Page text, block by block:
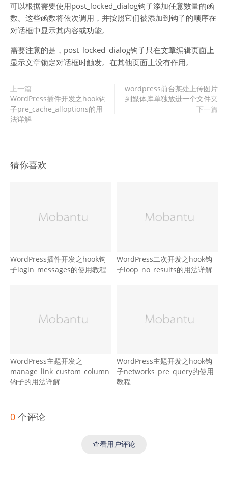
可以根据需要使用post_locked_dialog钩子添加任意数量的函
数。这些函数将依次调用，并按照它们被添加到钩子的顺序在
对话框中显示其内容或功能。
需要注意的是，post_locked_dialog钩子只在文章编辑页面上
显示文章锁定对话框时触发。在其他页面上没有作用。
上一篇
WordPress插件开发之hook钩
子pre_cache_alloptions的用
法详解
wordpress前台某处上传图片
到媒体库单独放进一个文件夹
下一篇
猜你喜欢
WordPress插件开发之hook钩
子login_messages的使用教程
WordPress二次开发之hook钩
子loop_no_results的用法详解
WordPress主题开发之
manage_link_custom_column
钩子的用法详解
WordPress主题开发之hook钩
子networks_pre_query的使用
教程
0 个评论
查看用户评论